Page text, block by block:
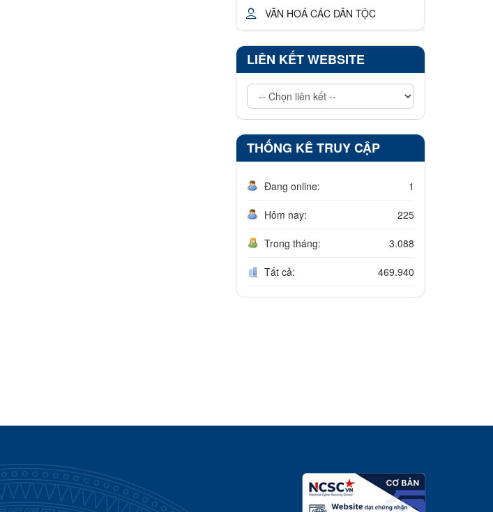
VĂN HOÁ CÁC DÂN TỘC
LIÊN KẾT WEBSITE
THỐNG KÊ TRUY CẬP
Đang online: 1
Hôm nay: 225
Trong tháng: 3.088
Tất cả: 469.940